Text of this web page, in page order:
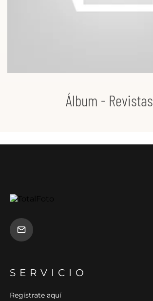
Álbum - Revistas
SERVICIO
Regístrate aquí